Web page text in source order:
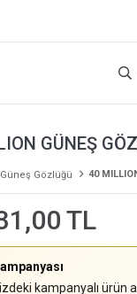
GÜNEŞ
Güneş Gözlüğü 40
TL
kampanyalı ürün